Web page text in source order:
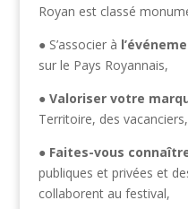
Royan est classé
● S’associer à
sur le Pays Royannais,
● Valoriser votre
Territoire, des
● Faites-vous
publiques et privées et
collaborent au festival,